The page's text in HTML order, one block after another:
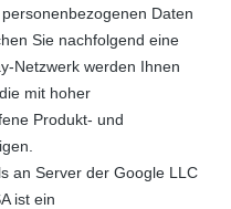
Daten
Sie nachfolgend eine
Netzwerk werden Ihnen
mit hoher
Produkt- und
an Server der Google LLC
ist ein